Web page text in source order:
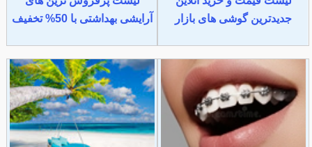
جدیدترین گوشی های بازار
آرایشی بهداشتی با 50% تخفیف